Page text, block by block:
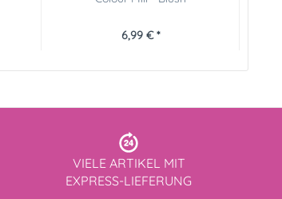
6,99 € *
VIELE ARTIKEL MIT
EXPRESS-LIEFERUNG